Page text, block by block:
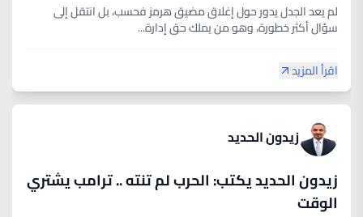
لم يعد الجدل يدور حول إغلاق مضيق هرمز فحسب، بل انتقل إلى
سؤال أكثر خطورة، وهو من يملك حق إدارة...
اقرأ المزيد
زيدون الحديد
زيدون الحديد يكتب: الحرب لم تنته .. ترامب يشتري
الوقت